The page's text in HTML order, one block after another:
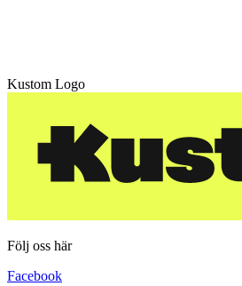
Kustom Logo
Följ oss här
Facebook